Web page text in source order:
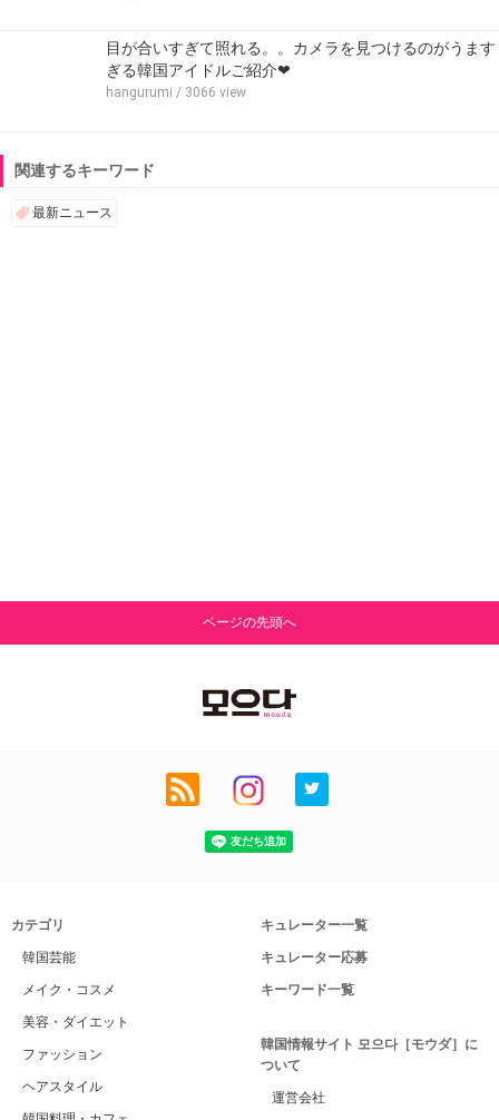
目が合いすぎて照れる。。カメラを見つけるのがうます
ぎる韓国アイドルご紹介❤
hangurumi / 3066 view
関連するキーワード
最新ニュース
ページの先頭へ
カテゴリ
韓国芸能
メイク・コスメ
美容・ダイエット
ファッション
ヘアスタイル
キュレーター一覧
キュレーター応募
キーワード一覧
韓国情報サイト 모으다［モウダ］に
ついて
運営会社